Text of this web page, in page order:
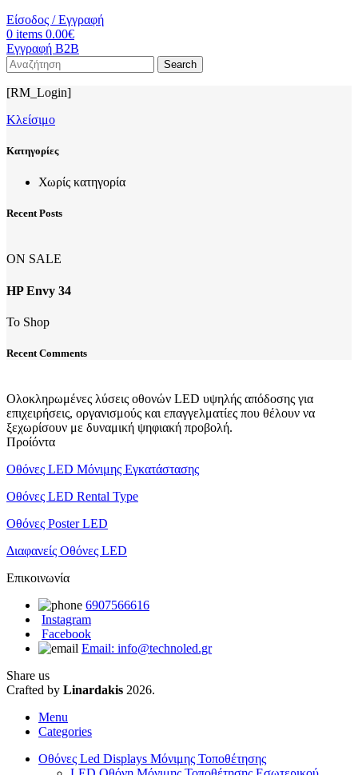
Είσοδος / Εγγραφή
0 items 0.00€
Εγγραφή B2B
Search
[RM_Login]
Κλείσιμο
Kατηγορίες
Χωρίς κατηγορία
Recent Posts
ON SALE
HP Envy 34
To Shop
Recent Comments
Ολοκληρωμένες λύσεις οθονών LED υψηλής απόδοσης για
επιχειρήσεις, οργανισμούς και επαγγελματίες που θέλουν να
ξεχωρίσουν με δυναμική ψηφιακή προβολή.
Προίόντα
Οθόνες LED Μόνιμης Εγκατάστασης
Οθόνες LED Rental Type
Οθόνες Poster LED
Διαφανείς Οθόνες LED
Επικοινωνία
6907566616
Instagram
Facebook
Email: info@technoled.gr
Share us
Crafted by Linardakis 2026.
Menu
Categories
Οθόνες Led Displays Μόνιμης Τοποθέτησης